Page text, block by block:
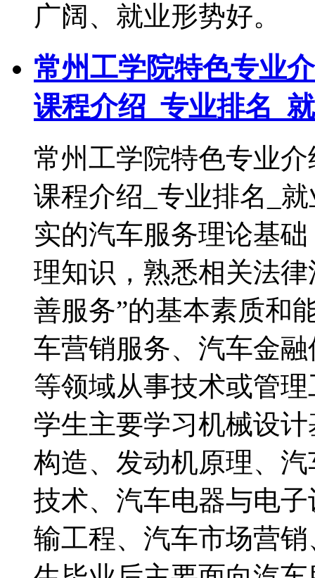
广阔、就业形势好。
常州工学院特色专业
课程介绍_专业排名_
常州工学院特色专业
课程介绍_专业排名_
实的汽车服务理论基
理知识，熟悉相关法
善服务”的基本素质和
车营销服务、汽车金
等领域从事技术或管
学生主要学习机械设
构造、发动机原理、
技术、汽车电器与电
输工程、汽车市场营